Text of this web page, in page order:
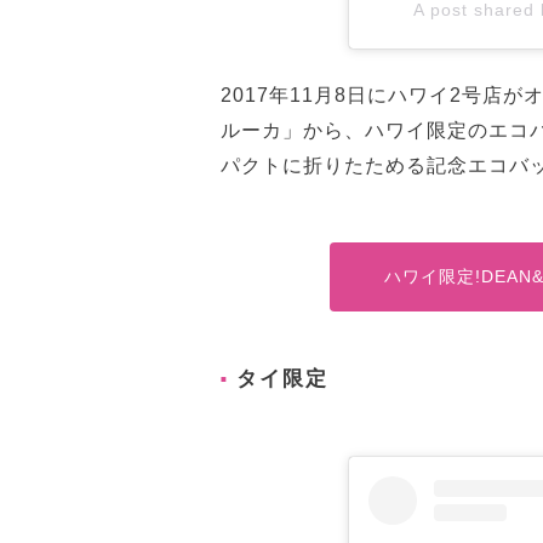
A post shared
2017年11月8日にハワイ2号店が
ルーカ」から、ハワイ限定のエコ
パクトに折りたためる記念エコバ
ハワイ限定
タイ限定